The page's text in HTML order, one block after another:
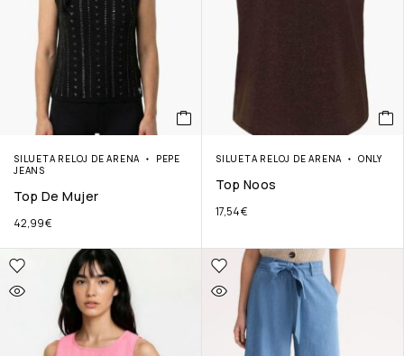
SILUETA RELOJ DE ARENA
PEPE
JEANS
Top De Mujer
42,99€
SILUETA RELOJ DE ARENA ONLY
Top Noos
17,54€